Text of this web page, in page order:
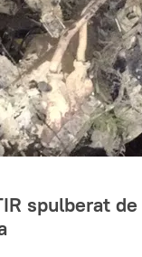
spulberat